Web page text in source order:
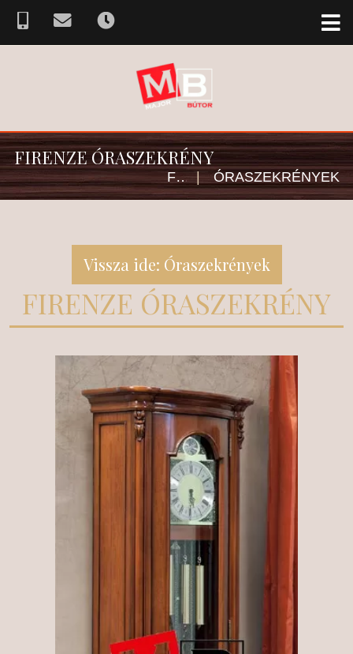
FIRENZE ÓRASZEKRÉNY
FŐOLDAL | ÓRASZEKRÉNYEK
Vissza ide: Óraszekrények
FIRENZE ÓRASZEKRÉNY